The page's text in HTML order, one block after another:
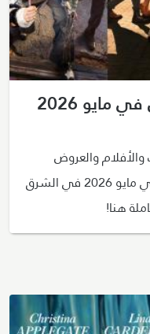
2026
والعروض
التلفزيونية القادمة إلى نتفليكس في مايو 2026 في الشرق
هنا!